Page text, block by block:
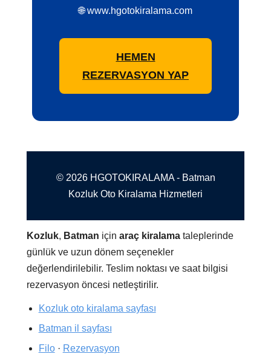
🌐 www.hgotokiralama.com
HEMEN
REZERVASYON YAP
© 2026 HGOTOKIRALAMA - Batman
Kozluk Oto Kiralama Hizmetleri
Kozluk, Batman içinaraç kiralama taleplerinde
günlük ve uzun dönem seçenekler
değerlendirilebilir. Teslim noktası ve saat bilgisi
rezervasyon öncesi netleştirilir.
Kozluk oto kiralama sayfası
Batman il sayfası
Filo· Rezervasyon